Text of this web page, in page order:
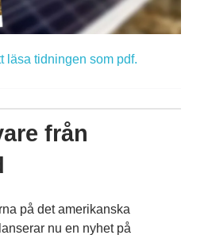
läsa tidningen som pdf.
från
på det amerikanska
nu en nyhet på